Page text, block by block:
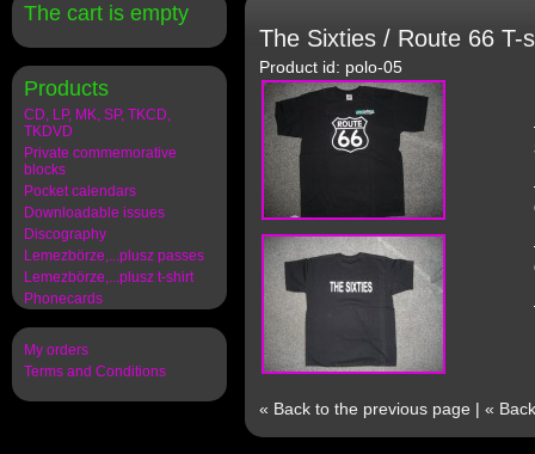
The cart is empty
Products
CD, LP, MK, SP, TKCD,
TKDVD
Private commemorative
blocks
Pocket calendars
Downloadable issues
Discography
Lemezbörze,...plusz passes
Lemezbörze,...plusz t-shirt
Phonecards
My orders
Terms and Conditions
The Sixties / Route 66 T-
Product id: polo-05
« Back to the previous page | «